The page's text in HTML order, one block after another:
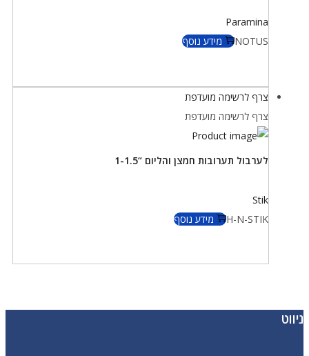
Paramina
NOTUS
מידע נוסף
צרף לרשימה מועדפת
צרף לרשימה מועדפת
לערבול תערובות חמצן והליום “1-1.5
Stik
H-N-STIK
מידע נוסף
ניווט